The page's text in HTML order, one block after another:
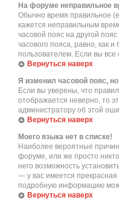
На форуме неправильное
Обычно время правильное
кажется неправильным
часовой пояс на другой
часового пояса, равно, как
пользователем. Если вы
Вернуться наверх
Я изменил часовой пояс,
Если вы уверены, что
отображается неверно, то
администратору об этой
Вернуться наверх
Моего языка нет в списке!
Наиболее вероятные
форуме, или же просто
него возможность
— у вас имеется
подробную информацию
Вернуться наверх